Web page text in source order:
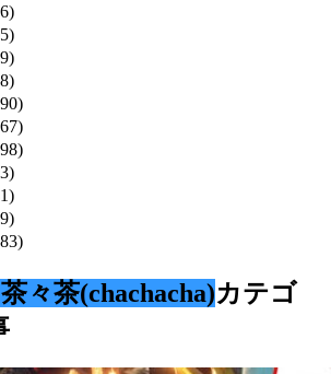
茶々茶(chachacha)カテゴ